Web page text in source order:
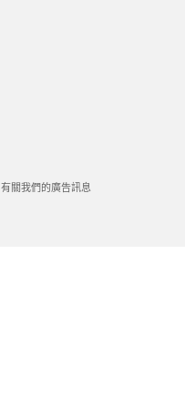
有關我們的廣告訊息